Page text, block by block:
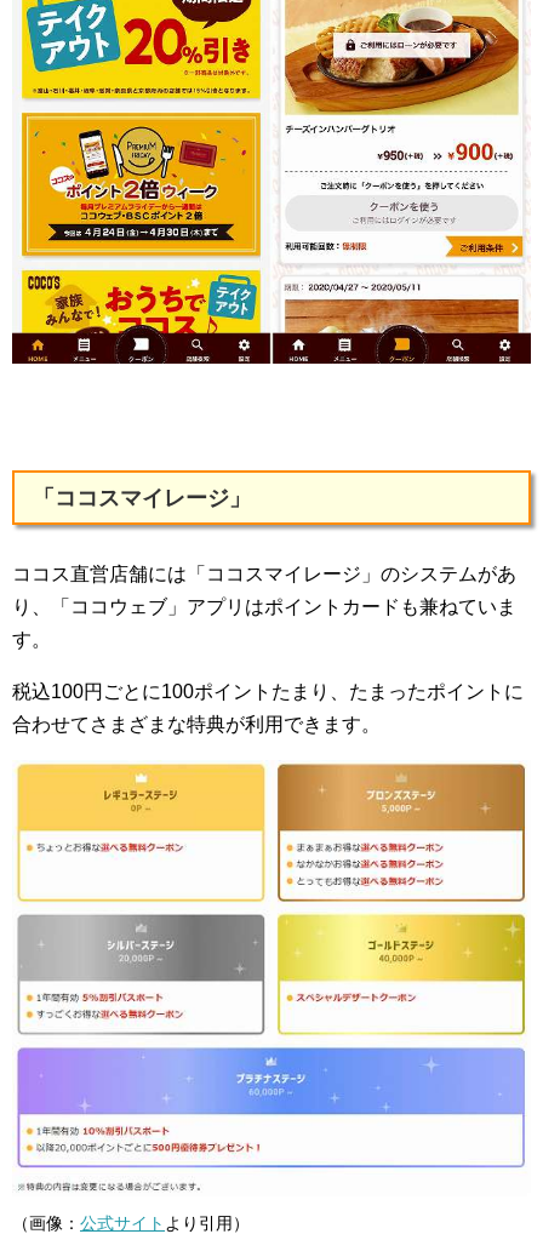
「ココスマイレージ」
ココス直営店舗には「ココスマイレージ」のシステムがあ
り、「ココウェブ」アプリはポイントカードも兼ねていま
す。
税込100円ごとに100ポイントたまり、たまったポイントに
合わせてさまざまな特典が利用できます。
（画像： 公式サイト より引用）